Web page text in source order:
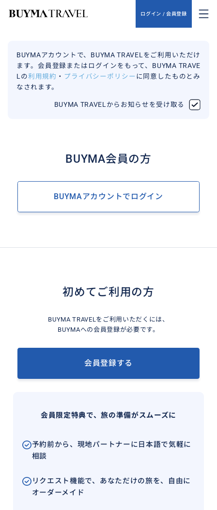
ログイン / 会員登録
BUYMAアカウントで、BUYMA TRAVELをご利用いただけ
ます。会員登録またはログインをもって、BUYMA TRAVE
Lの利用規約 ・ プライバシーポリシー に同意したものとみ
なされます。
BUYMA TRAVELからお知らせを受け取る
BUYMA会員の方
BUYMAアカウントでログイン
初めてご利用の方
BUYMA TRAVELをご利用いただくには、
BUYMAへの会員登録が必要です。
会員登録する
会員限定特典で、旅の準備がスムーズに
予約前から、現地パートナーに日本語で気軽に
相談
リクエスト機能で、あなただけの旅を、自由に
オーダーメイド